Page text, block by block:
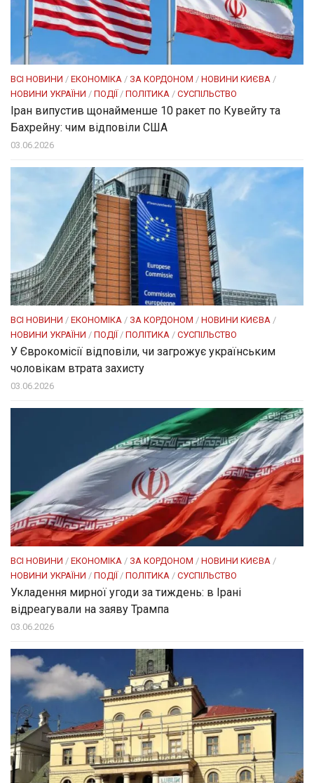
ВСІ НОВИНИ / ЕКОНОМІКА / ЗА КОРДОНОМ / НОВИНИ КИЄВА /
НОВИНИ УКРАЇНИ / ПОДІЇ / ПОЛІТИКА / СУСПІЛЬСТВО
Іран випустив щонайменше 10 ракет по Кувейту та
Бахрейну: чим відповіли США
03.06.2026
ВСІ НОВИНИ / ЕКОНОМІКА / ЗА КОРДОНОМ / НОВИНИ КИЄВА /
НОВИНИ УКРАЇНИ / ПОДІЇ / ПОЛІТИКА / СУСПІЛЬСТВО
У Єврокомісії відповіли, чи загрожує українським
чоловікам втрата захисту
03.06.2026
ВСІ НОВИНИ / ЕКОНОМІКА / ЗА КОРДОНОМ / НОВИНИ КИЄВА /
НОВИНИ УКРАЇНИ / ПОДІЇ / ПОЛІТИКА / СУСПІЛЬСТВО
Укладення мирної угоди за тиждень: в Ірані
відреагували на заяву Трампа
03.06.2026